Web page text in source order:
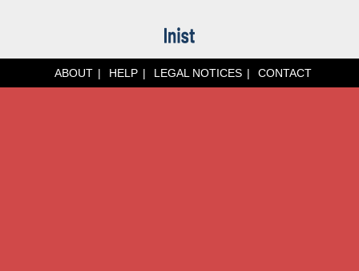
ABOUT HELP LEGAL NOTICES CONTACT